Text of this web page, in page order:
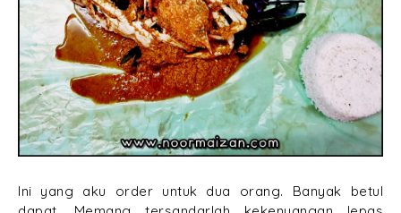
Ini yang aku order untuk dua orang. Banyak betul